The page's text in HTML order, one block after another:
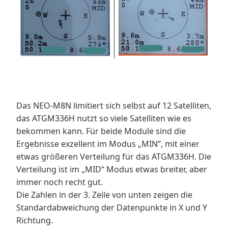
Das NEO-M8N limitiert sich selbst auf 12 Satelliten,
das ATGM336H nutzt so viele Satelliten wie es
bekommen kann. Für beide Module sind die
Ergebnisse exzellent im Modus „MIN“, mit einer
etwas größeren Verteilung für das ATGM336H. Die
Verteilung ist im „MID“ Modus etwas breiter, aber
immer noch recht gut.
Die Zahlen in der 3. Zeile von unten zeigen die
Standardabweichung der Datenpunkte in X und Y
Richtung.